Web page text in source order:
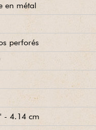
en métal
perforés
- 4.14 cm